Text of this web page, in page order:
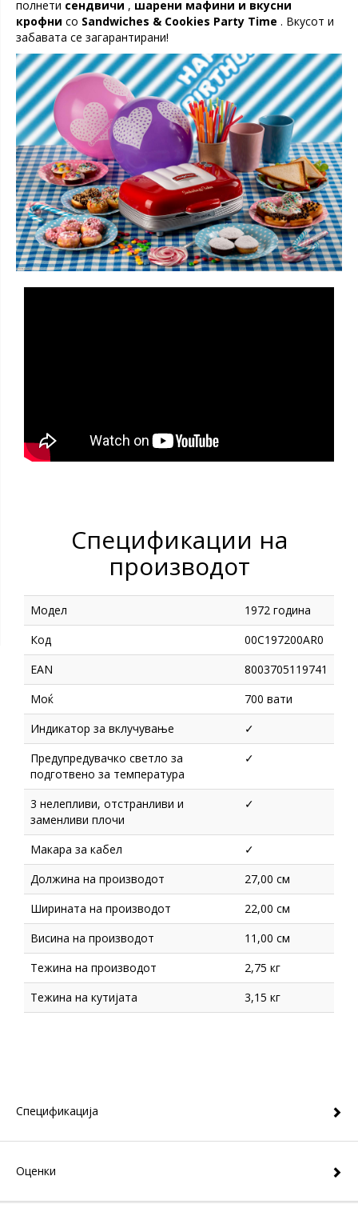
полнети сендвичи , шарени мафини и вкусни
крофни со Sandwiches & Cookies Party Time . Вкусот и
забавата се загарантирани!
Спецификации на
производот
Модел
1972 година
Код
00C197200AR0
EAN
8003705119741
Моќ
700 вати
Индикатор за вклучување
✓
Предупредувачко светло за
подготвено за температура
✓
3 нелепливи, отстранливи и
заменливи плочи
✓
Макара за кабел
✓
Должина на производот
27,00 см
Ширината на производот
22,00 см
Висина на производот
11,00 см
Тежина на производот
2,75 кг
Тежина на кутијата
3,15 кг
Спецификација
Оценки